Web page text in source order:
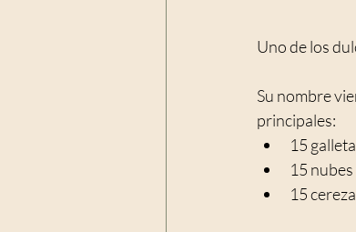
Uno de los
Su nombre
principales:
15
15 nubes
15